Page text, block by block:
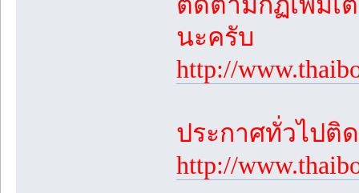
นะครับ
http://
ประกาศทั่วไปติ
http://